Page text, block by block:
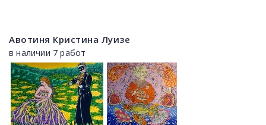
Авотиня Кристина Луизе
в наличии 7 работ